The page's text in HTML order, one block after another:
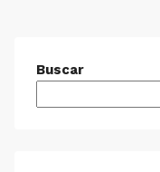
Buscar